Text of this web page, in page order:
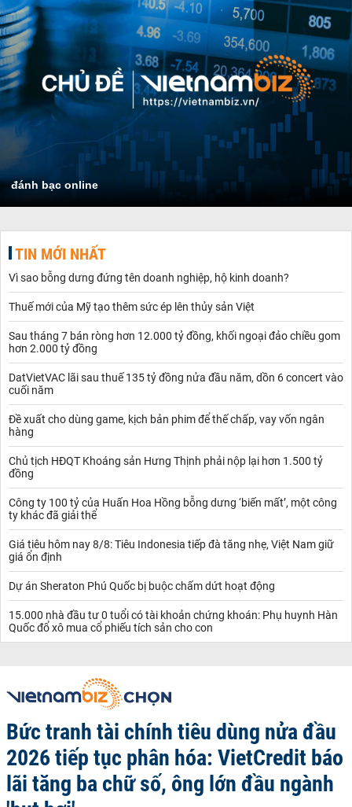
đánh bạc online
TIN MỚI NHẤT
Vì sao bỗng dưng đứng tên doanh nghiệp, hộ kinh doanh?
Thuế mới của Mỹ tạo thêm sức ép lên thủy sản Việt
Sau tháng 7 bán ròng hơn 12.000 tỷ đồng, khối ngoại đảo chiều gom
hơn 2.000 tỷ đồng
DatVietVAC lãi sau thuế 135 tỷ đồng nửa đầu năm, dồn 6 concert vào
cuối năm
Đề xuất cho dùng game, kịch bản phim để thế chấp, vay vốn ngân
hàng
Chủ tịch HĐQT Khoáng sản Hưng Thịnh phải nộp lại hơn 1.500 tỷ
đồng
Công ty 100 tỷ của Huấn Hoa Hồng bỗng dưng ‘biến mất’, một công
ty khác đã giải thể
Giá tiêu hôm nay 8/8: Tiêu Indonesia tiếp đà tăng nhẹ, Việt Nam giữ
giá ổn định
Dự án Sheraton Phú Quốc bị buộc chấm dứt hoạt động
15.000 nhà đầu tư 0 tuổi có tài khoản chứng khoán: Phụ huynh Hàn
Quốc đổ xô mua cổ phiếu tích sản cho con
Bức tranh tài chính tiêu dùng nửa đầu
2026 tiếp tục phân hóa: VietCredit báo
lãi tăng ba chữ số, ông lớn đầu ngành